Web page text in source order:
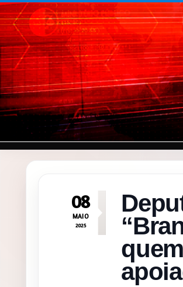
Pular para o conteúdo
08
MAIO
2025